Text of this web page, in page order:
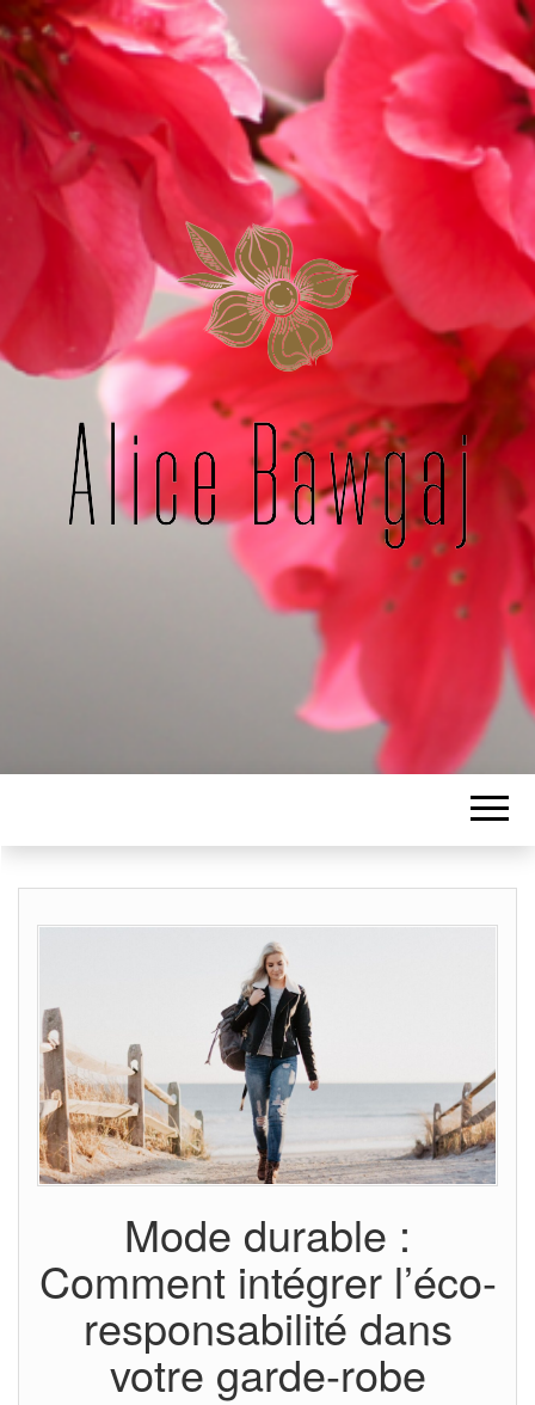
ALICE
BAWGAJ
Les petits mots d'Alice
Mode durable :
Comment intégrer l’éco-
responsabilité dans
votre garde-robe